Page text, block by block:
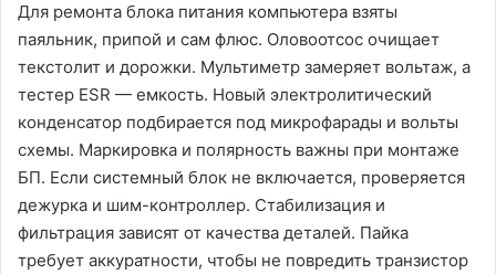
Для ремонта блока питания компьютера взяты
паяльник, припой и сам флюс. Оловоотсос очищает
текстолит и дорожки. Мультиметр замеряет вольтаж, а
тестер ESR — емкость. Новый электролитический
конденсатор подбирается под микрофарады и вольты
схемы. Маркировка и полярность важны при монтаже
БП. Если системный блок не включается, проверяется
дежурка и шим-контроллер. Стабилизация и
фильтрация зависят от качества деталей. Пайка
требует аккуратности, чтобы не повредить транзистор